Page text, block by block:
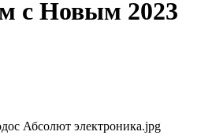
с Новым 2023